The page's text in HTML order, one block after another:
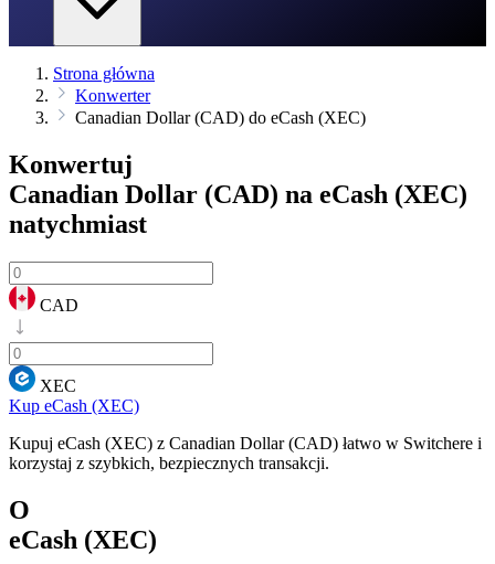
Strona główna
Konwerter
Canadian Dollar (CAD) do eCash (XEC)
Konwertuj
Canadian Dollar (CAD) na eCash (XEC)
natychmiast
CAD
XEC
Kup eCash (XEC)
Kupuj eCash (XEC) z Canadian Dollar (CAD) łatwo w Switchere i
korzystaj z szybkich, bezpiecznych transakcji.
O
eCash (XEC)